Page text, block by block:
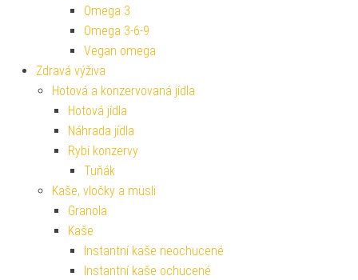
Omega 3
Omega 3-6-9
Vegan omega
Zdravá výživa
Hotová a konzervovaná jídla
Hotová jídla
Náhrada jídla
Rybí konzervy
Tuňák
Kaše, vločky a müsli
Granola
Kaše
Instantní kaše neochucené
Instantní kaše ochucené